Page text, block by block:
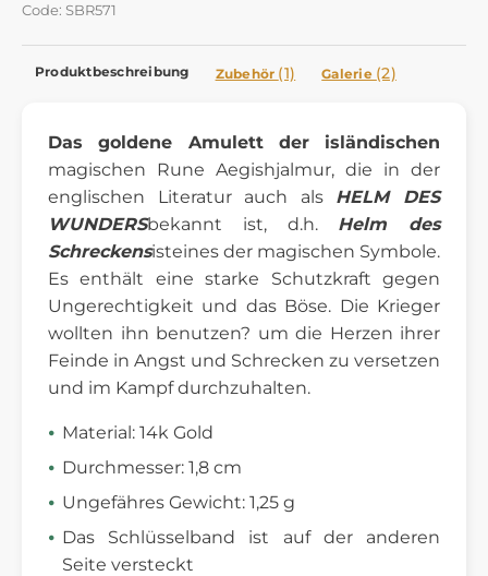
Code: SBR571
Produktbeschreibung Zubehör (1) Galerie (2)
Das goldene Amulett der isländischen
magischen Rune Aegishjalmur, die in der
englischen Literatur auch als HELM DES
WUNDERSbekannt ist, d.h. Helm des
Schreckensisteines der magischen Symbole.
Es enthält eine starke Schutzkraft gegen
Ungerechtigkeit und das Böse. Die Krieger
wollten ihn benutzen? um die Herzen ihrer
Feinde in Angst und Schrecken zu versetzen
und im Kampf durchzuhalten.
Material: 14k Gold
Durchmesser: 1,8 cm
Ungefähres Gewicht: 1,25 g
Das Schlüsselband ist auf der anderen
Seite versteckt